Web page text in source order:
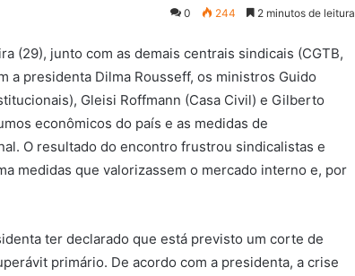
0 244 2 minutos de leitura
(29), junto com as demais centrais sindicais (CGTB,
a presidenta Dilma Rousseff, os ministros Guido
Gleisi Roffmann (Casa Civil) e Gilberto
econômicos do país e as medidas de
O resultado do encontro frustrou sindicalistas e
medidas que valorizassem o mercado interno e, por
ter declarado que está previsto um corte de
primário. De acordo com a presidenta, a crise